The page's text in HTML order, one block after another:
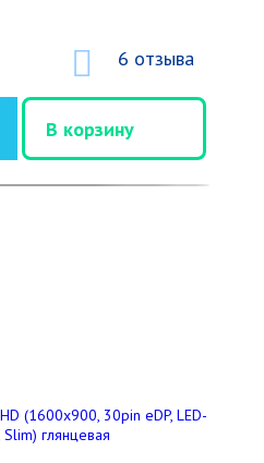
6 отзыва
В корзину